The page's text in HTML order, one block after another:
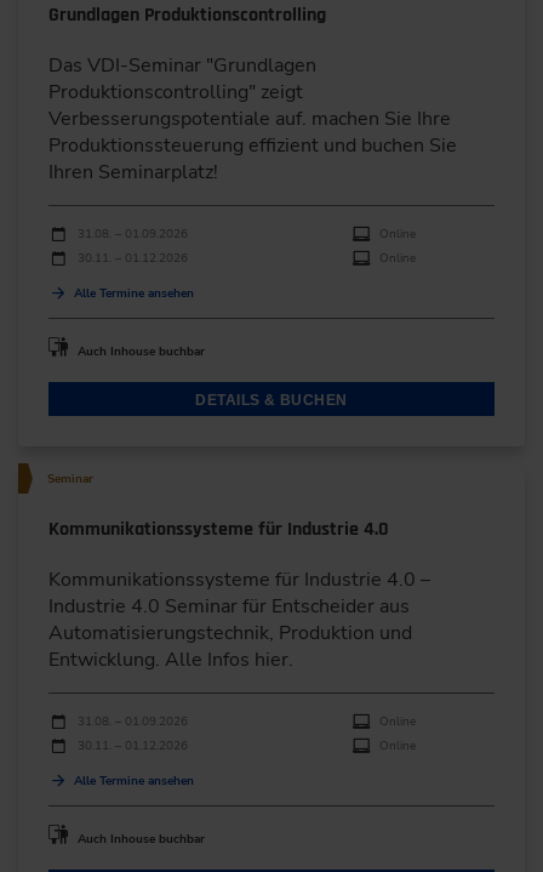
Grundlagen Produktionscontrolling
Das VDI-Seminar "Grundlagen
Produktionscontrolling" zeigt
Verbesserungspotentiale auf. machen Sie Ihre
Produktionssteuerung effizient und buchen Sie
Ihren Seminarplatz!
Durchführungen
Veranstaltungsdatum Veranstaltungsort
31.08. – 01.09.2026
Online
30.11. – 01.12.2026
Online
Alle Termine ansehen
Auch Inhouse buchbar
DETAILS & BUCHEN
Seminar
Kommunikationssysteme für Industrie 4.0
Kommunikationssysteme für Industrie 4.0 –
Industrie 4.0 Seminar für Entscheider aus
Automatisierungstechnik, Produktion und
Entwicklung. Alle Infos hier.
Durchführungen
Veranstaltungsdatum Veranstaltungsort
31.08. – 01.09.2026
Online
30.11. – 01.12.2026
Online
Alle Termine ansehen
Auch Inhouse buchbar